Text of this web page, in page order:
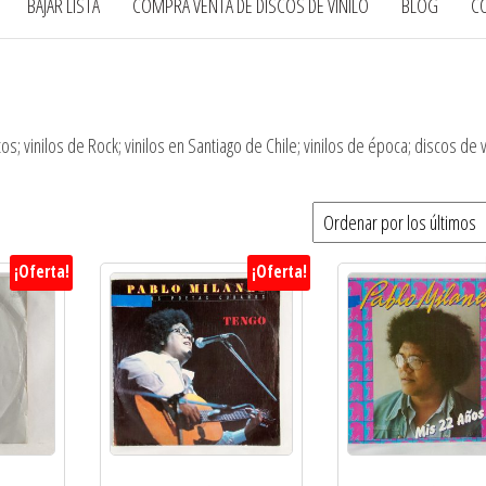
BAJAR LISTA COMPRA VENTA DE DISCOS DE VINILO BLOG
vinilos de Rock; vinilos en Santiago de Chile; vinilos de época; discos de
¡Oferta! ¡Oferta!